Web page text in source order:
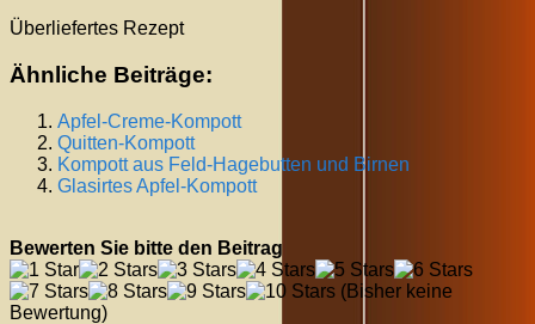
Überliefertes Rezept
Ähnliche Beiträge:
Apfel-Creme-Kompott
Quitten-Kompott
Kompott aus Feld-Hagebutten und Birnen
Glasirtes Apfel-Kompott
Bewerten Sie bitte den Beitrag
(Bisher keine
Bewertung)